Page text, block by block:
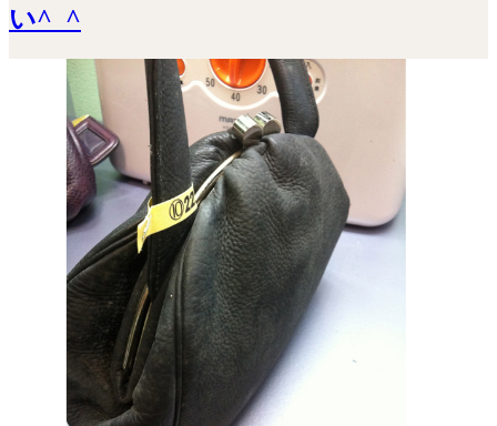
い^_^